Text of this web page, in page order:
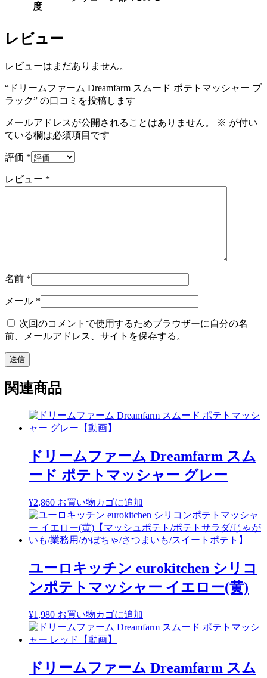
度
レビュー
レビューはまだありません。
“ドリームファーム Dreamfarm スムード ポテトマッシャー ブ
ラック” の口コミを投稿します
メールアドレスが公開されることはありません。 ※ が付い
ている欄は必須項目です
評価 *
レビュー *
名前 *
メール *
次回のコメントで使用するためブラウザーに自分の名
前、メールアドレス、サイトを保存する。
関連商品
ドリームファーム Dreamfarm スム
ード ポテトマッシャー グレー
¥2,860 お買い物カゴに追加
ユーロキッチン eurokitchen シリコ
ンポテトマッシャー イエロー(黄)
¥1,980 お買い物カゴに追加
ドリームファーム Dreamfarm スム